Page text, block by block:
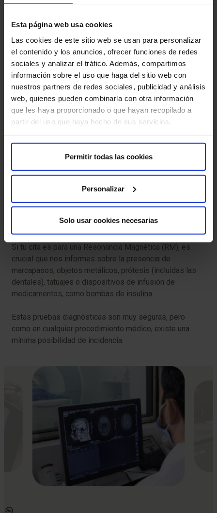
Esta página web usa cookies
Las cookies de este sitio web se usan para personalizar
el contenido y los anuncios, ofrecer funciones de redes
sociales y analizar el tráfico. Además, compartimos
información sobre el uso que haga del sitio web con
nuestros partners de redes sociales, publicidad y análisis
web, quienes pueden combinarla con otra información
que les haya proporcionado o que hayan recopilado a
partir del uso que haya hecho de sus servicios.
Permitir todas las cookies
Personalizar
Solo usar cookies necesarias
riesgos:
Reacciones alérgicas al gadolinio:en raras
ocasiones, el gadolinio puede causar reacciones
alérgicas.
Fibrosis nefrogénica sistémica (FNS):en pacientes
con insuficiencia renal grave, el gadolinio puede causar
FNS, una enfermedad rara pero grave.
Para que tu prueba se desarrolle sin contratiempos, te
pedimos que llegues con antelación a la hora indicada.
clínica necesaria.
Antes de la prueba, te entregaremos el Consentimiento
que deberás leer y firmar.
Si tu cita es para una Resonancia Magnética (RM), es
crucial que nos informes sobre la presencia de
marcapasos, objetos metálicos, prótesis (incluidas las
dentales), tatuajes o dispositivos de infusión de
medicamentos, como bombas de insulina.
Estas pruebas diagnósticas son muy seguras, pero
como en cualquier procedimiento médico, existe una
mínima posibilidad de incidencia.